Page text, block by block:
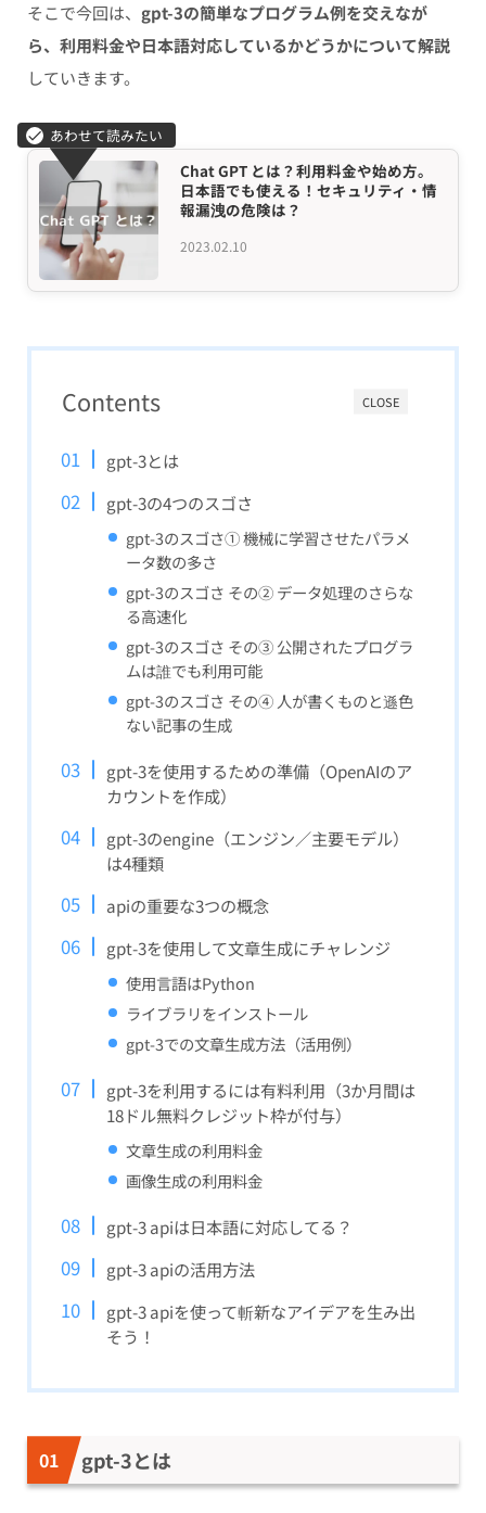
そこで今回は、 gpt-3の簡単なプログラム例を交えなが
ら、利用料金や日本語対応しているかどうかについて解説
していきます。
2023.02.10
Chat GPT とは？利用料金や始め方。
日本語でも使える！セキュリティ・情
報漏洩の危険は？
CLOSE
Contents
gpt-3とは
gpt-3の4つのスゴさ
gpt-3のスゴさ① 機械に学習させたパラメ
ータ数の多さ
gpt-3のスゴさ その② データ処理のさらな
る高速化
gpt-3のスゴさ その③ 公開されたプログラ
ムは誰でも利用可能
gpt-3のスゴさ その④ 人が書くものと遜色
ない記事の生成
gpt-3を使用するための準備（OpenAIのア
カウントを作成）
gpt-3のengine（エンジン／主要モデル）
は4種類
apiの重要な3つの概念
gpt-3を使用して文章生成にチャレンジ
使用言語はPython
ライブラリをインストール
gpt-3での文章生成方法（活用例）
gpt-3を利用するには有料利用（3か月間は
18ドル無料クレジット枠が付与）
文章生成の利用料金
画像生成の利用料金
gpt-3 apiは日本語に対応してる？
gpt-3 apiの活用方法
gpt-3 apiを使って斬新なアイデアを生み出
そう！
gpt-3とは